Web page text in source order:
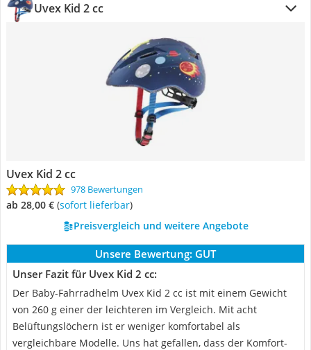
Uvex Kid 2 cc
Uvex Kid 2 cc
978 Bewertungen
ab 28,00 € ( Sofort lieferbar)
Preisvergleich und weitere Angebote
Unsere Bewertung: GUT
Unser Fazit für Uvex Kid 2 cc:
Der Baby-Fahrradhelm Uvex Kid 2 cc ist mit einem Gewicht
von 260 g einer der leichteren im Vergleich. Mit acht
Belüftungslöchern ist er weniger komfortabel als
vergleichbare Modelle. Uns hat gefallen, dass der Komfort-